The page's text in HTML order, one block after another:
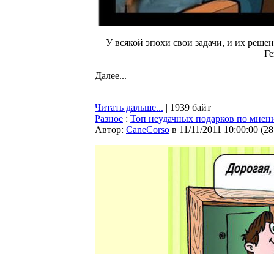
У всякой эпохи свои задачи, и их
Далее...
Читать дальше... | 1939 байт
Разное : Топ неудачных подарков по
Автор: CaneCorso в 11/11/2011 10:00:00 (